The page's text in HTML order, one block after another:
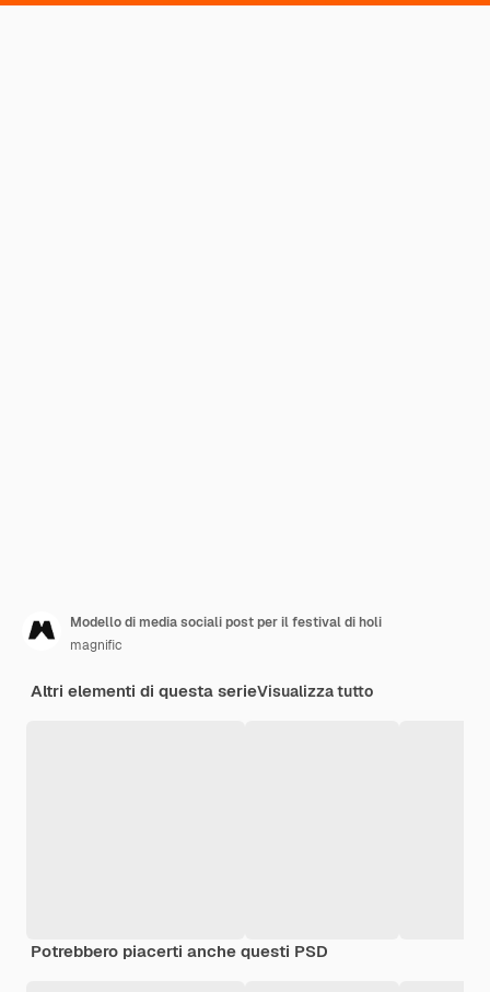
Modello di media sociali post per il festival di holi
magnific
Altri elementi di questa serieVisualizza tutto
Potrebbero piacerti anche questi PSD